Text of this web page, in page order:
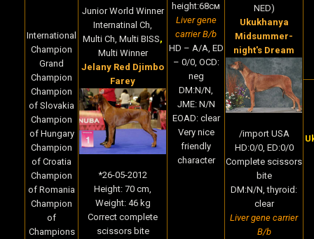
International
Champion
Grand
Champion
Champion
of Slovakia
Champion
of Hungary
Champion
of Croatia
Champion
of Romania
Champion
of
Champions
Junior World Winner
Internatinal Ch,
Multi Ch, Multi BISS,
Multi Winner
Jelany Red Djimbo
Farey
*26-05-2012
Height: 70 cm,
Weight: 46 kg
Correct complete
scissors bite
height:68cм
Liver gene
carrier B/b
HD – A/A, ED
– 0/0, OCD:
neg
DM:N/N,
JME: N/N
EOAD: clear
Very nice
friendly
character
NED)
Ukukhanya
Midsummer-
night's Dream
/import USA
HD:0/0, ED:0/0
Complete scissors
bite
DM:N/N, thyroid:
clear
Liver gene carrier
B/b